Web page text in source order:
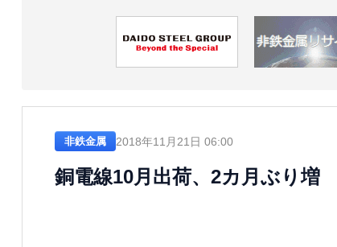
非鉄金属 2018年11月21日 06:00
銅電線10月出荷、2カ月ぶり増